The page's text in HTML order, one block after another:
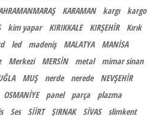
KARAMAN kargı
kargo
kim yapar KIRIKKALE KIRŞEHİR
Kırık
led madeniş MALATYA
MANİSA
Merkezi MERSİN metal
mimar sinan
MUŞ nerde nerede
NEVŞEHİR
OSMANİYE panel parça
plazma
Ses SİİRT ŞIRNAK SİVAS
slimkent